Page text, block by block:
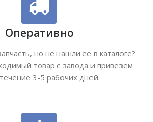
Оперативно
но не нашли ее в каталоге?
товар с завода и привезем
3-5 рабочих дней.